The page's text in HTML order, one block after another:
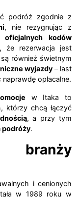
podróż zgodnie z
, nie rezygnując z
oficjalnych kodów
że rezerwacja jest
również świetnym
wyjazdy – last
opłacalne.
w Itaka to
którzy chcą łączyć
, a przy tym
podróży.
branży
i cenionych
w 1989 roku w